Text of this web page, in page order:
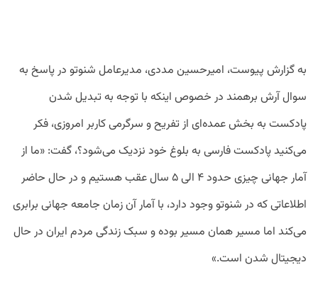
به گزارش پیوست، امیرحسین مددی، مدیرعامل شنوتو در پاسخ به
سوال آرش برهمند در خصوص اینکه با توجه به تبدیل شدن
پادکست به بخش عمده‌ای از تفریح و سرگرمی کاربر امروزی، فکر
می‌کنید پادکست فارسی به بلوغ خود نزدیک می‌شود؟، گفت: «ما از
آمار جهانی چیزی حدود ۴ الی ۵ سال عقب هستیم و در حال حاضر
اطلاعاتی که در شنوتو وجود دارد، با آمار آن زمان جامعه جهانی برابری
می‌کند اما مسیر همان مسیر بوده و سبک زندگی مردم ایران در حال
دیجیتال شدن است.»